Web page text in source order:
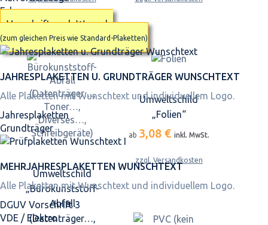
Fahrzeuge
Vorschrift nach Wunsch
(zum gleichen Preis wie Standard-Plaketten)
JAHRES­PLAKETTEN U. GRUNDTRÄGER WUNSCHTEXT
Alle Plaketten mit Wunschtext und individuellem Logo.
Jahresplaketten
Grundträger
MEHRJAHRES­PLAKETTEN WUNSCHTEXT
Alle Plaketten mit Wunschtext und individuellem Logo.
DGUV Vorschrift 3
VDE / Elektro
Umweltschild
„Bürokunststoff-
Abfall
(Datenträger…,
Umweltschild
„Folien“
ab 3,08 € inkl. MwSt.
zzgl. Versandkosten